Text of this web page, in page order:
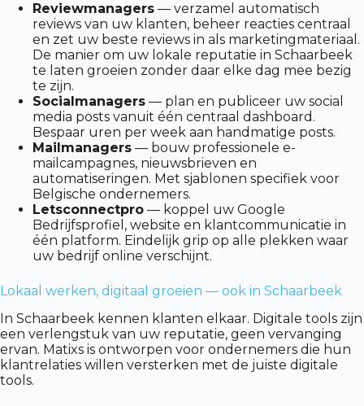
Reviewmanagers — verzamel automatisch
reviews van uw klanten, beheer reacties centraal
en zet uw beste reviews in als marketingmateriaal.
De manier om uw lokale reputatie in Schaarbeek
te laten groeien zonder daar elke dag mee bezig
te zijn.
Socialmanagers — plan en publiceer uw social
media posts vanuit één centraal dashboard.
Bespaar uren per week aan handmatige posts.
Mailmanagers — bouw professionele e-
mailcampagnes, nieuwsbrieven en
automatiseringen. Met sjablonen specifiek voor
Belgische ondernemers.
Letsconnectpro — koppel uw Google
Bedrijfsprofiel, website en klantcommunicatie in
één platform. Eindelijk grip op alle plekken waar
uw bedrijf online verschijnt.
Lokaal werken, digitaal groeien — ook in Schaarbeek
In Schaarbeek kennen klanten elkaar. Digitale tools zijn
een verlengstuk van uw reputatie, geen vervanging
ervan. Matixs is ontworpen voor ondernemers die hun
klantrelaties willen versterken met de juiste digitale
tools.